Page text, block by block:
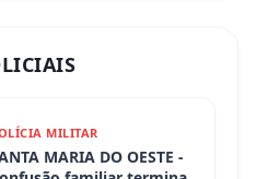
MILITAR
MARIA DO OESTE -